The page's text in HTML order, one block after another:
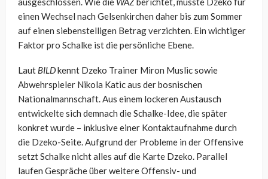
einen Wechsel nach Gelsenkirchen daher bis zum Sommer
auf einen siebenstelligen Betrag verzichten. Ein wichtiger
Faktor pro Schalke ist die persönliche Ebene.
Laut BILDkennt Dzeko Trainer Miron Muslic sowie
Abwehrspieler Nikola Katic aus der bosnischen
Nationalmannschaft. Aus einem lockeren Austausch
entwickelte sich demnach die Schalke-Idee, die später
konkret wurde – inklusive einer Kontaktaufnahme durch
die Dzeko-Seite. Aufgrund der Probleme in der Offensive
setzt Schalke nicht alles auf die Karte Dzeko. Parallel
laufen Gespräche über weitere Offensiv- und